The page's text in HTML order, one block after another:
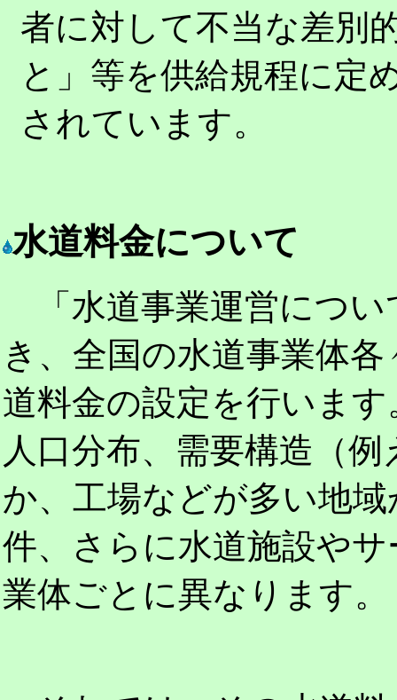
者に対して不当な差別
と」等を供給規程に定
されています。
水道料金について
「水道事業運営につい
き、全国の水道事業体
道料金の設定を行いま
人口分布、需要構造（
か、工場などが多い地
件、さらに水道施設や
業体ごとに異なります。